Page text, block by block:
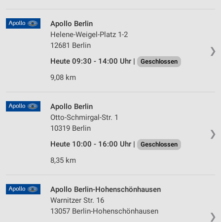
❯
Apollo Berlin
Helene-Weigel-Platz 1-2
12681 Berlin
Heute 09:30 - 14:00 Uhr |
Geschlossen
9,08 km
❯
Apollo Berlin
Otto-Schmirgal-Str. 1
10319 Berlin
Heute 10:00 - 16:00 Uhr |
Geschlossen
8,35 km
❯
Apollo Berlin-Hohenschönhausen
Warnitzer Str. 16
13057 Berlin-Hohenschönhausen